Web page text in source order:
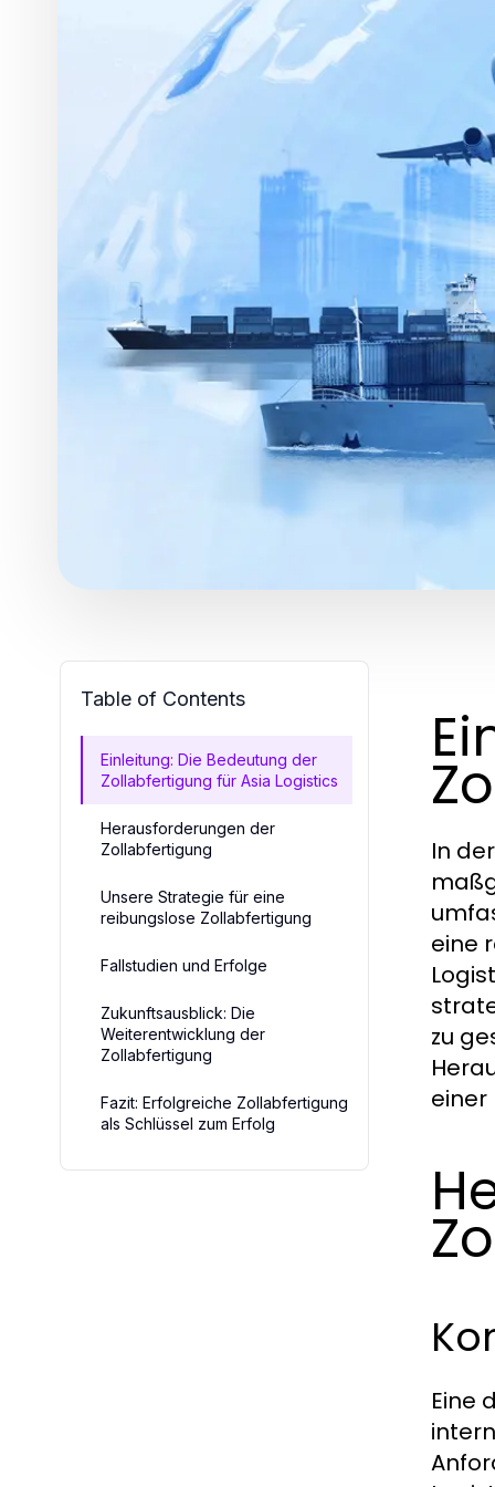
Table of Contents
Einleitung: Die Bedeutung der
Zollabfertigung für Asia Logistics
Herausforderungen der
Zollabfertigung
Unsere Strategie für eine
reibungslose Zollabfertigung
Fallstudien und Erfolge
Zukunftsausblick: Die
Weiterentwicklung der
Zollabfertigung
Fazit: Erfolgreiche Zollabfertigung
als Schlüssel zum Erfolg
In
eine
zu
einer
Eine